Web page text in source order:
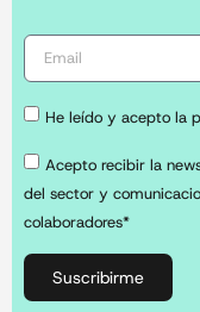
He leído y acepto la
Acepto recibir la
del sector y
colaboradores*
Suscribirme